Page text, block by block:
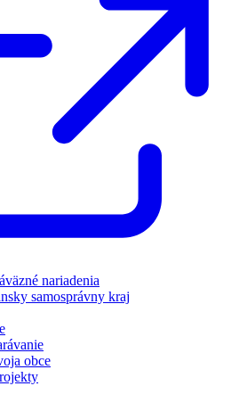
nariadenia
samosprávny kraj
obce